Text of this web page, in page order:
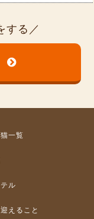
する
一覧
ル
えること